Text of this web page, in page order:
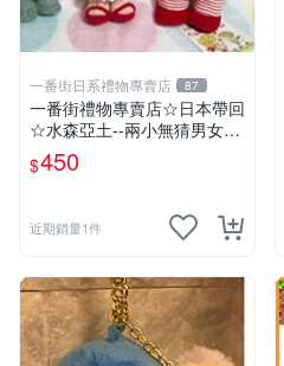
一番街日系禮物專賣店 87
一番街禮物專賣店☆日本帶回
☆水森亞土--兩小無猜男女孩
娃娃~單件小隻價~超迷人禮
物首選!
$450
近期銷量1件